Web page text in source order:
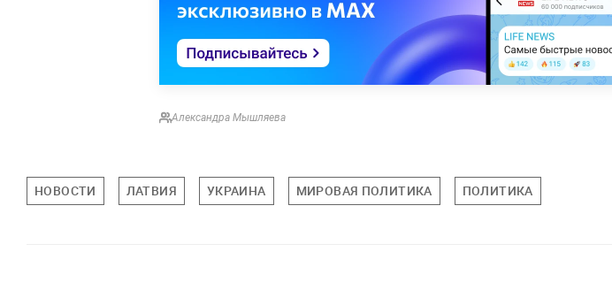
Александра Мышляева
НОВОСТИ ЛАТВИЯ УКРАИНА МИРОВАЯ ПОЛИТИКА ПОЛИТИКА